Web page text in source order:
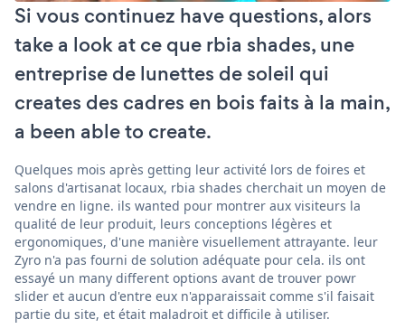
Si vous continuez have questions, alors
take a look at ce que rbia shades, une
entreprise de lunettes de soleil qui
creates des cadres en bois faits à la main,
a been able to create.
Quelques mois après getting leur activité lors de foires et
salons d'artisanat locaux, rbia shades cherchait un moyen de
vendre en ligne. ils wanted pour montrer aux visiteurs la
qualité de leur produit, leurs conceptions légères et
ergonomiques, d'une manière visuellement attrayante. leur
Zyro n'a pas fourni de solution adéquate pour cela. ils ont
essayé un many different options avant de trouver powr
slider et aucun d'entre eux n'apparaissait comme s'il faisait
partie du site, et était maladroit et difficile à utiliser.